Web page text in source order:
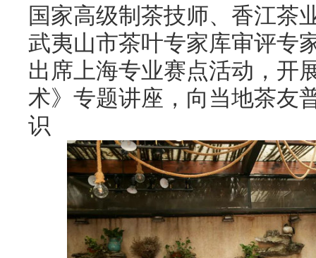
国家高级制茶技师、香江茶
武夷山市茶叶专家库审评专
出席上海专业赛点活动，开
术》专题讲座，向当地茶友
识